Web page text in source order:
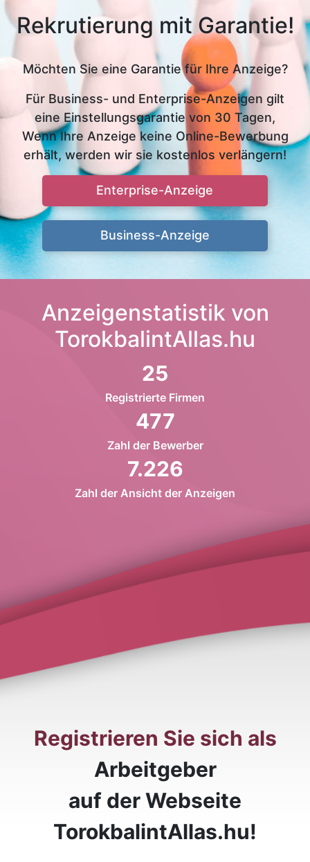
Rekrutierung mit Garantie!
Möchten Sie eine Garantie für Ihre Anzeige?
Für Business- und Enterprise-Anzeigen gilt
eine Einstellungsgarantie von 30 Tagen,
Wenn Ihre Anzeige keine Online-Bewerbung
erhält, werden wir sie kostenlos verlängern!
Enterprise-Anzeige
Business-Anzeige
Anzeigenstatistik von
TorokbalintAllas.hu
25
Registrierte Firmen
477
Zahl der Bewerber
7.226
Zahl der Ansicht der Anzeigen
Registrieren Sie sich als
Arbeitgeber
auf der Webseite
TorokbalintAllas.hu!